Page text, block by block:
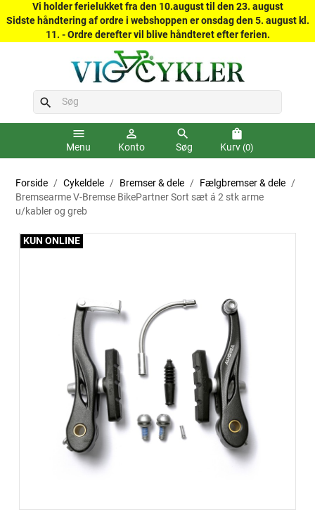
Vi holder ferielukket fra den 10.august til den 23. august
Sidste håndtering af ordre i webshoppen er onsdag den 5. august kl.
11. - Ordre derefter vil blive håndteret efter ferien.
search
menu
Menu
person_outline
Konto
search
Søg
shopping_bag
Kurv (0)
Forside Cykeldele Bremser & dele
Fælgbremser & dele
Bremsearme V-Bremse BikePartner Sort sæt á 2 stk arme
u/kabler og greb
KUN ONLINE